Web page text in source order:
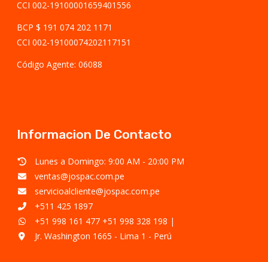
CCI 002-19100001659401556
BCP $ 191 074 202 1171
CCI 002-19100074202117151
Código Agente: 06088
Informacion De Contacto
Lunes a Domingo: 9:00 AM - 20:00 PM
ventas@jospac.com.pe
servicioalcliente@jospac.com.pe
+511 425 1897
+51 998 161 477 +51 998 328 198 |
Jr. Washington 1665 - Lima 1 - Perú